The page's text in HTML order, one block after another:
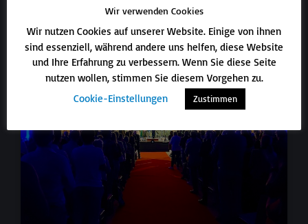
Wir verwenden Cookies
Wir nutzen Cookies auf unserer Website. Einige von ihnen
sind essenziell, während andere uns helfen, diese Website
und Ihre Erfahrung zu verbessern. Wenn Sie diese Seite
nutzen wollen, stimmen Sie diesem Vorgehen zu.
Cookie-Einstellungen
Zustimmen